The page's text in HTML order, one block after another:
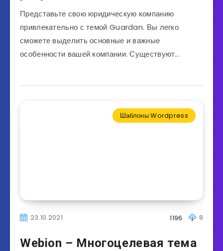
Представьте свою юридическую компанию
привлекательно с темой Guardan. Вы легко
сможете выделить основные и важные
особенности вашей компании. Существуют…
Шаблоны Wordpress
23.10.2021 8
1196
Webion – Многоцелевая тема